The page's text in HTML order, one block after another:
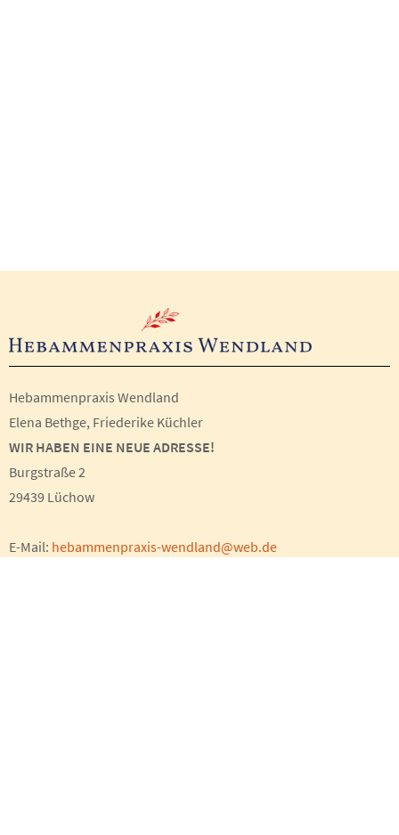
Hebammenpraxis Wendland
Elena Bethge, Friederike Küchler
WIR HABEN EINE NEUE ADRESSE!
Burgstraße 2
29439 Lüchow
E-Mail: hebammenpraxis-wendland@web.de